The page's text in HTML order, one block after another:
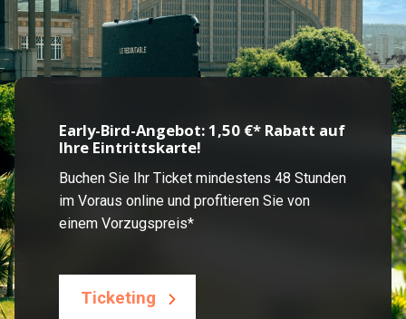
Early-Bird-Angebot: 1,50 €* Rabatt auf
Ihre Eintrittskarte!
Buchen Sie Ihr Ticket mindestens 48 Stunden
im Voraus online und profitieren Sie von
einem Vorzugspreis*
Ticketing